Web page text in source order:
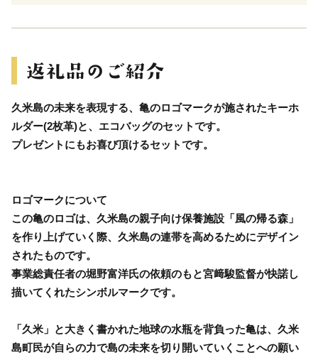
久米島の未来を表現する、亀のロゴマークが施されたキーホ
ルダー(2枚革)と、エコバッグのセットです。
プレゼントにもお喜び頂けるセットです。
ロゴマークについて
この亀のロゴは、久米島の親子向け保養施設「風の帰る森」
を作り上げていく際、久米島の連帯を高めるためにデザイン
されたものです。
事業総責任者の堀野富洋氏の依頼のもと宮﨑駿監督が快諾し
描いてくれたシンボルマークです。
「久米」と大きく書かれた地球の水瓶を背負った亀は、久米
島町民が自らの力で島の未来を切り開いていくことへの願い